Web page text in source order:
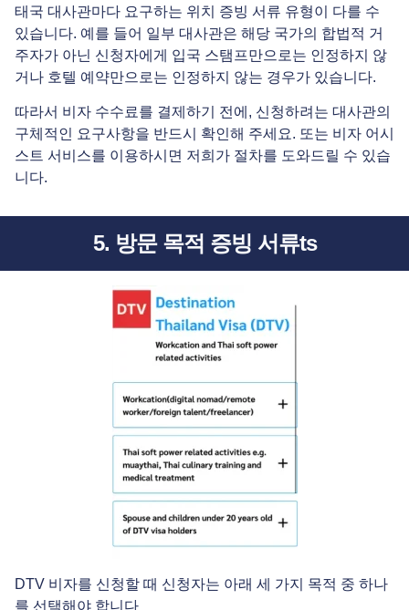
태국 대사관마다 요구하는 위치 증빙 서류 유형이 다를 수
있습니다. 예를 들어 일부 대사관은 해당 국가의 합법적 거
주자가 아닌 신청자에게 입국 스탬프만으로는 인정하지 않
거나 호텔 예약만으로는 인정하지 않는 경우가 있습니다.
따라서 비자 수수료를 결제하기 전에, 신청하려는 대사관의
구체적인 요구사항을 반드시 확인해 주세요. 또는 비자 어시
스트 서비스를 이용하시면 저희가 절차를 도와드릴 수 있습
니다.
5. 방문 목적 증빙 서류ts
DTV 비자를 신청할 때 신청자는 아래 세 가지 목적 중 하나
를 선택해야 합니다